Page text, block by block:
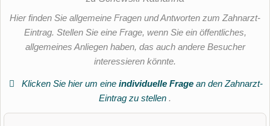
Hier finden Sie allgemeine Fragen und Antworten zum Zahnarzt-
Eintrag. Stellen Sie eine Frage, wenn Sie ein öffentliches,
allgemeines Anliegen haben, das auch andere Besucher
interessieren könnte.
Klicken Sie hier um eine individuelle Fragean den Zahnarzt-
Eintrag zu stellen .